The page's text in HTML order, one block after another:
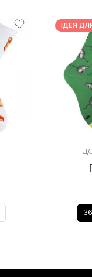
ІДЕЯ